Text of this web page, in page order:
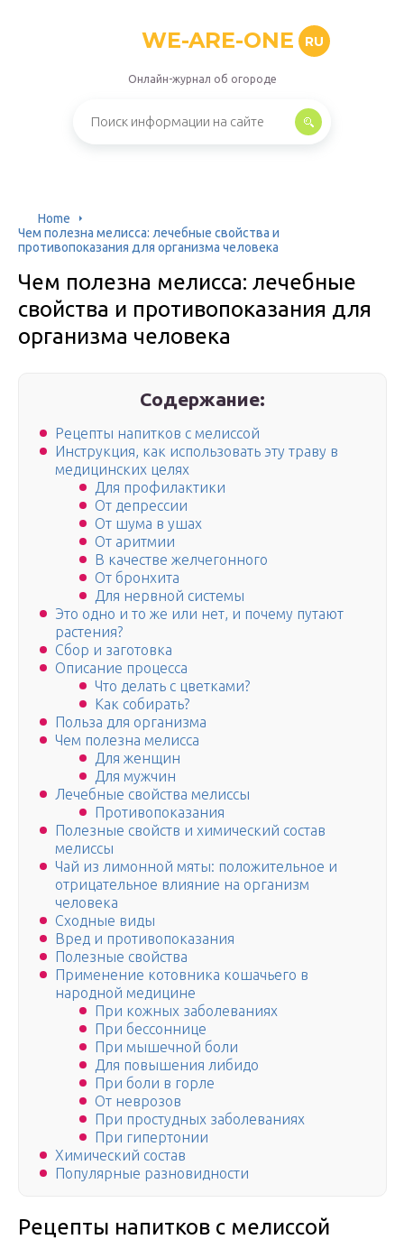
WE-ARE-ONE RU
Онлайн-журнал об огороде
Home
Чем полезна мелисса: лечебные свойства и
противопоказания для организма человека
Чем полезна мелисса: лечебные
свойства и противопоказания для
организма человека
Содержание:
Рецепты напитков с мелиссой
Инструкция, как использовать эту траву в
медицинских целях
Для профилактики
От депрессии
От шума в ушах
От аритмии
В качестве желчегонного
От бронхита
Для нервной системы
Это одно и то же или нет, и почему путают
растения?
Сбор и заготовка
Описание процесса
Что делать с цветками?
Как собирать?
Польза для организма
Чем полезна мелисса
Для женщин
Для мужчин
Лечебные свойства мелиссы
Противопоказания
Полезные свойств и химический состав
мелиссы
Чай из лимонной мяты: положительное и
отрицательное влияние на организм
человека
Сходные виды
Вред и противопоказания
Полезные свойства
Применение котовника кошачьего в
народной медицине
При кожных заболеваниях
При бессоннице
При мышечной боли
Для повышения либидо
При боли в горле
От неврозов
При простудных заболеваниях
При гипертонии
Химический состав
Популярные разновидности
Рецепты напитков с мелиссой